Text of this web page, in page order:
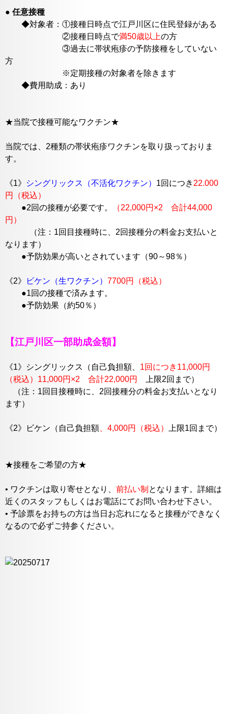
● 任意接種
◆対象者：①接種日時点で江戸川区に住民登録がある
②接種日時点で満50歳以上の方
③過去に帯状疱疹の予防接種をしていない
方
※定期接種の対象者を除きます
◆費用助成：あり
★当院で接種可能なワクチン★
当院では、2種類の帯状疱疹ワクチンを取り扱っておりま
す。
《1》 シングリックス（不活化ワクチン） 1回につき 22.000
円（税込）
●2回の接種が必要です。
（22,000円×2 合計44,000
円）
（注：1回目接種時に、2回接種分の料金お支払いと
なります）
●予防効果が高いとされています（90～98％）
《2》 ビケン（生ワクチン） 7700円（税込）
●1回の接種で済みます。
●予防効果（約50％）
【江戸川区一部助成金額】
《1》シングリックス（自己負担額、 1回につき11,000円
（税込）11,000円×2 合計22,000円
上限2回まで）
（注：1回目接種時に、2回接種分の料金お支払いとなり
ます）
《2》ビケン（自己負担額 、4,000円（税込） 上限1回まで）
★接種をご希望の方★
• ワクチンは取り寄せとなり、 前払い制 となります。詳細は
近くのスタッフもしくはお電話にてお問い合わせ下さい。
• 予診票をお持ちの方は当日お忘れになると接種ができなく
なるので必ずご持参ください。